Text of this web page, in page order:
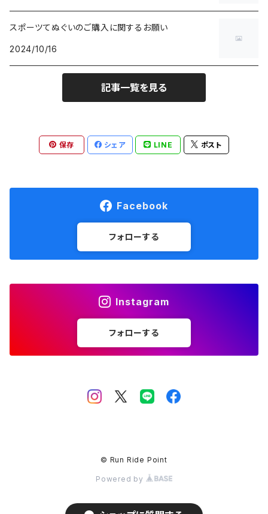
finetrack
スポーツてぬぐいのご購入に関するお願い
2024/10/16
記事一覧を見る
保存 シェア LINE ポスト
Facebook
フォローする
Instagram
フォローする
© Run Ride Point
Powered by